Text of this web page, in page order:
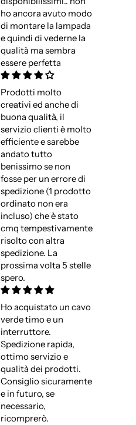
ho ancora avuto modo
di montare la lampada
e quindi di vederne la
qualità ma sembra
essere perfetta
Prodotti molto
creativi ed anche di
buona qualità, il
servizio clienti è molto
efficiente e sarebbe
andato tutto
benissimo se non
fosse per un errore di
spedizione (1 prodotto
ordinato non era
incluso) che è stato
cmq tempestivamente
risolto con altra
spedizione. La
prossima volta 5 stelle
spero.
Ho acquistato un cavo
verde timo e un
interruttore.
Spedizione rapida,
ottimo servizio e
qualità dei prodotti.
Consiglio sicuramente
e in futuro, se
necessario,
ricomprerò.